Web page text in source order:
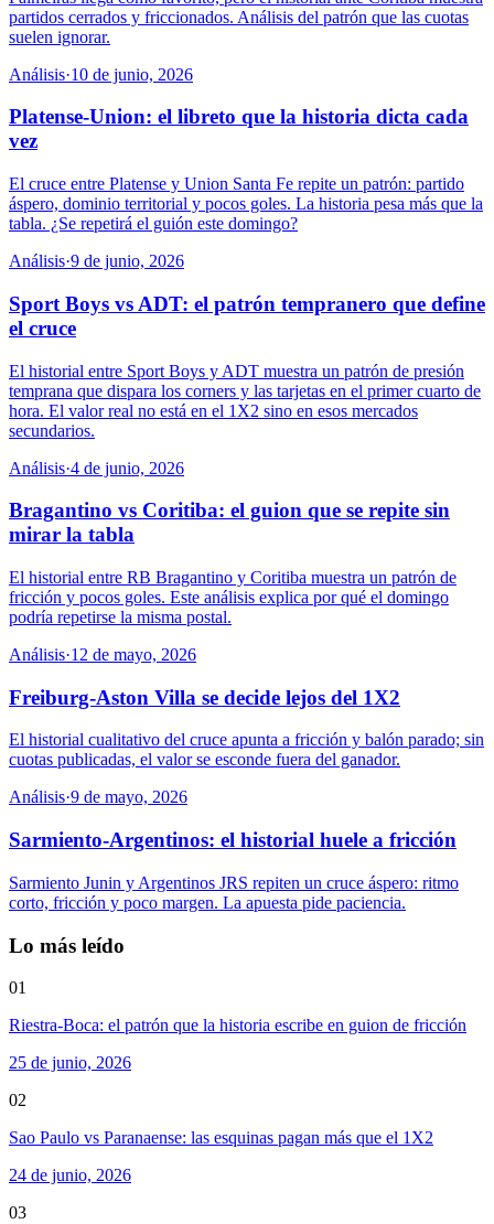
partidos cerrados y friccionados. Análisis del patrón que las cuotas
suelen ignorar.
Análisis·10 de junio, 2026
Platense-Union: el libreto que la historia dicta cada
vez
El cruce entre Platense y Union Santa Fe repite un patrón: partido
áspero, dominio territorial y pocos goles. La historia pesa más que la
tabla. ¿Se repetirá el guión este domingo?
Análisis·9 de junio, 2026
Sport Boys vs ADT: el patrón tempranero que define
el cruce
El historial entre Sport Boys y ADT muestra un patrón de presión
temprana que dispara los corners y las tarjetas en el primer cuarto de
hora. El valor real no está en el 1X2 sino en esos mercados
secundarios.
Análisis·4 de junio, 2026
Bragantino vs Coritiba: el guion que se repite sin
mirar la tabla
El historial entre RB Bragantino y Coritiba muestra un patrón de
fricción y pocos goles. Este análisis explica por qué el domingo
podría repetirse la misma postal.
Análisis·12 de mayo, 2026
Freiburg-Aston Villa se decide lejos del 1X2
El historial cualitativo del cruce apunta a fricción y balón parado; sin
cuotas publicadas, el valor se esconde fuera del ganador.
Análisis·9 de mayo, 2026
Sarmiento-Argentinos: el historial huele a fricción
Sarmiento Junin y Argentinos JRS repiten un cruce áspero: ritmo
corto, fricción y poco margen. La apuesta pide paciencia.
Lo más leído
01
Riestra-Boca: el patrón que la historia escribe en guion de fricción
25 de junio, 2026
02
Sao Paulo vs Paranaense: las esquinas pagan más que el 1X2
24 de junio, 2026
03